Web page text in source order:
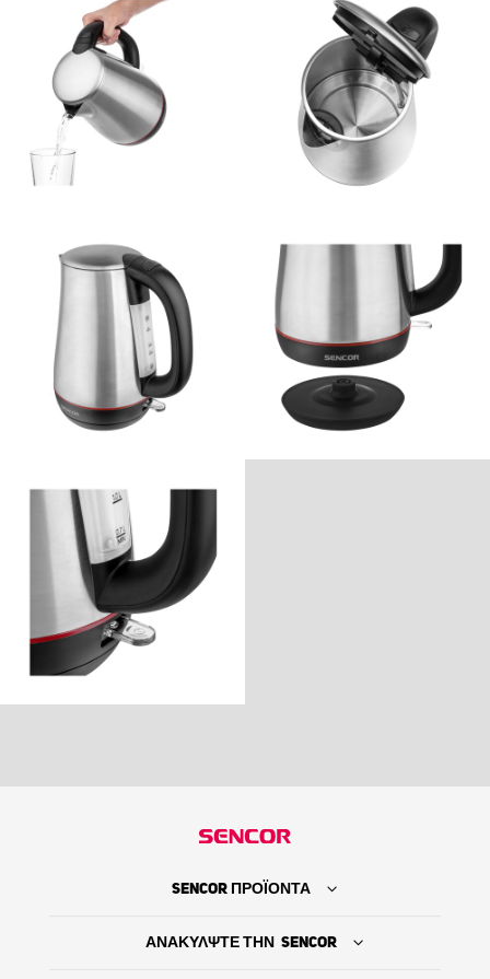
SENCOR ΠΡΟΪΟΝΤΑ
ΑΝΑΚΥΛΨΤΕ ΤΗΝ SENCOR